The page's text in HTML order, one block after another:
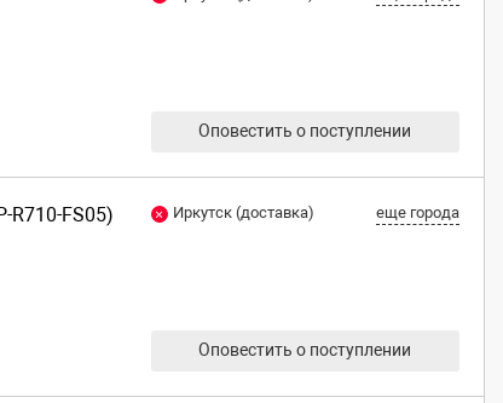
Оповестить о поступлении
R710-FS05) Иркутск (доставка) еще города
Оповестить о поступлении